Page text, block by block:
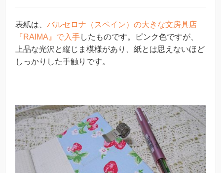
表紙は、 バルセロナ（スペイン）の大きな文房具店
『RAIMA』で入手したものです。ピンク色ですが、
上品な光沢と縦じま模様があり、紙とは思えないほど
しっかりした手触りです。